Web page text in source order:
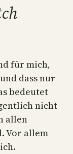
für mich,
dass nur
bedeutet
nicht
allen
Vor allem